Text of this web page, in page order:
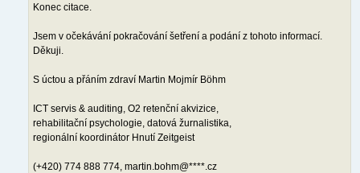
Konec citace.
Jsem v očekávání pokračování šetření a podání z tohoto informací.
Děkuji.
S úctou a přáním zdraví Martin Mojmír Böhm
ICT servis & auditing, O2 retenční akvizice,
rehabilitační psychologie, datová žurnalistika,
regionální koordinátor Hnutí Zeitgeist
(+420) 774 888 774, martin.bohm@****.cz